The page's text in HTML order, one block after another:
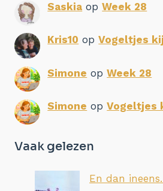
Saskia opWeek 28
Kris10 opVogeltjes
Simone opWeek 28
Simone opVogeltjes
Vaak gelezen
En dan